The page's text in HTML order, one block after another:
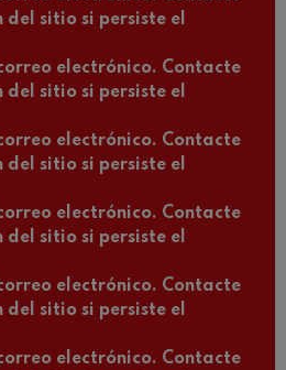
sitio si persiste el
electrónico. Contacte
sitio si persiste el
electrónico. Contacte
sitio si persiste el
electrónico. Contacte
sitio si persiste el
electrónico. Contacte
sitio si persiste el
electrónico. Contacte